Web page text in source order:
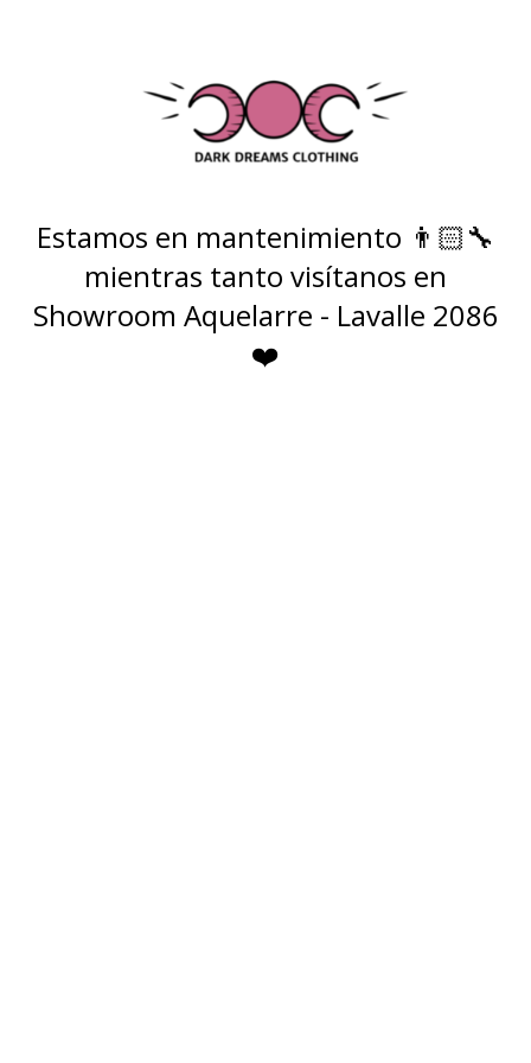
Estamos en mantenimiento 👨🏻‍🔧
mientras tanto visítanos en
Showroom Aquelarre - Lavalle 2086
❤️